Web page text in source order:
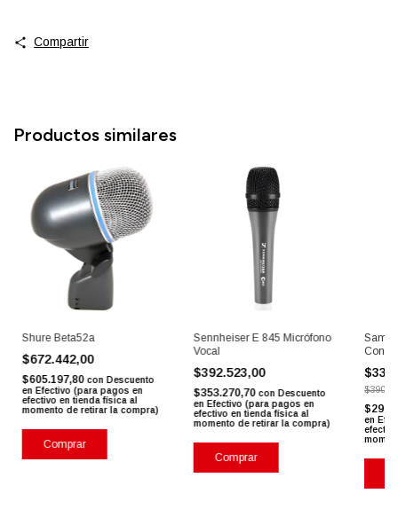
Compartir
Productos similares
Shure Beta52a
$672.442,00
$605.197,80 con Descuento
en Efectivo (para pagos en
efectivo en tienda física al
momento de retirar la compra)
Comprar
Sennheiser E 845 Micrófono
Vocal
$392.523,00
$353.270,70 con Descuento
en Efectivo (para pagos en
efectivo en tienda física al
momento de retirar la compra)
Comprar
en